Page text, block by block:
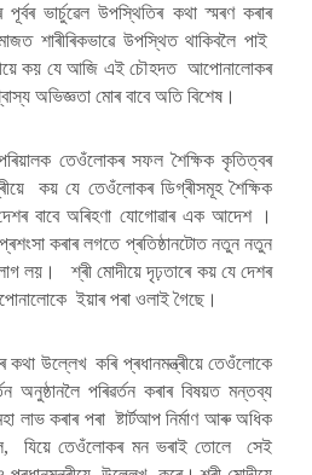
ভাৰ্চুৱেল উপস্থিতিৰ কথা স্মৰণ কৰাৰ
শাৰীৰিকভাৱে উপস্থিত থাকিবলৈ পাই
কয় যে আজি এই চৌহদত আপোনালোকৰ
অভিজ্ঞতা মোৰ বাবে অতি বিশেষ।
তেওঁলোকৰ সফল শৈক্ষিক কৃতিত্বৰ
কয় যে তেওঁলোকৰ ডিগ্ৰীসমূহ শৈক্ষিক
বাবে অৰিহণা যোগোৱাৰ এক আদেশ ।
কৰাৰ লগতে প্ৰতিষ্ঠানটোত নতুন নতুন
লয়। শ্ৰী মোদীয়ে দৃঢ়তাৰে কয় যে দেশৰ
ইয়াৰ পৰা ওলাই গৈছে।
কথা উল্লেখ কৰি প্ৰধানমন্ত্ৰীয়ে তেওঁলোকে
অনুষ্ঠানলৈ পৰিৱৰ্তন কৰাৰ বিষয়ত মন্তব্য
লাভ কৰাৰ পৰা ষ্টাৰ্টআপ নিৰ্মাণ আৰু অধিক
যিয়ে তেওঁলোকৰ মন ভৰাই তোলে সেই